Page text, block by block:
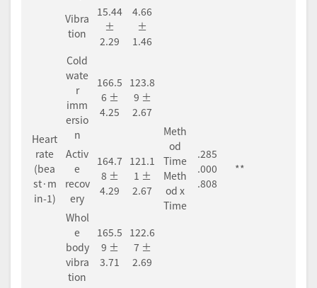
Vibra
tion
15.44
±
2.29
4.66
±
1.46
Heart
rate
(bea
st·m
in-1)
Cold
wate
r
imm
ersio
n
166.5
6 ±
4.25
123.8
9 ±
2.67
Meth
od
Time
Meth
od x
Time
.285
.000
.808
**
Activ
e
recov
ery
164.7
8 ±
4.29
121.1
1 ±
2.67
Whol
e
body
vibra
tion
165.5
9 ±
3.71
122.6
7 ±
2.69